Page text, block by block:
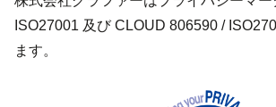
ISO27001 及び CLOUD 806590 /
ます。